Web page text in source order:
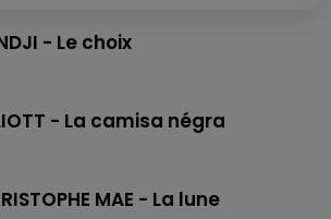
- Le choix
- La camisa négra
MAE - La lune